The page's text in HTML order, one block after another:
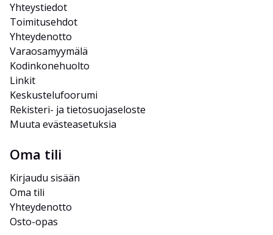
Yhteystiedot
Toimitusehdot
Yhteydenotto
Varaosamyymälä
Kodinkonehuolto
Linkit
Keskustelufoorumi
Rekisteri- ja tietosuojaseloste
Muuta evästeasetuksia
Oma tili
Kirjaudu sisään
Oma tili
Yhteydenotto
Osto-opas